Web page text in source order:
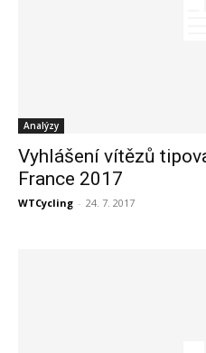
Analýzy
Vyhlášení vítězů
France 2017
WTCycling - 24. 7. 2017